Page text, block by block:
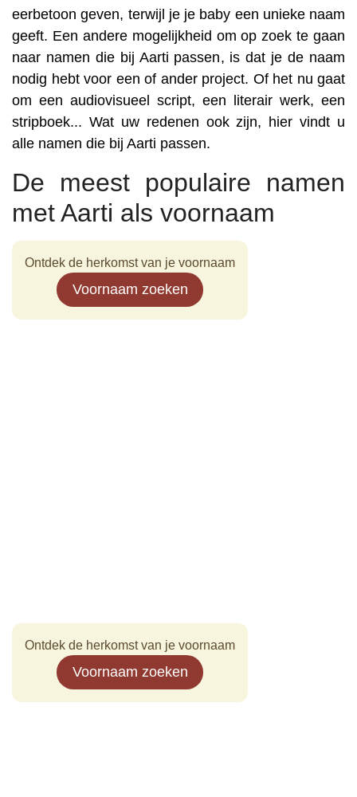
eerbetoon geven, terwijl je je baby een unieke naam
geeft. Een andere mogelijkheid om op zoek te gaan
naar namen die bij Aarti passen, is dat je de naam
nodig hebt voor een of ander project. Of het nu gaat
om een audiovisueel script, een literair werk, een
stripboek... Wat uw redenen ook zijn, hier vindt u
alle namen die bij Aarti passen.
De meest populaire namen
met Aarti als voornaam
Ontdek de herkomst van je voornaam
Voornaam zoeken
Ontdek de herkomst van je voornaam
Voornaam zoeken